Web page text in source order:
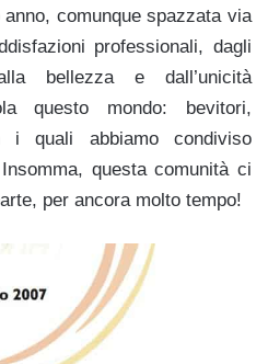
comunque spazzata via
professionali, dagli
bellezza e dall’unicità
questo mondo: bevitori,
quali abbiamo condiviso
questa comunità ci
per ancora molto tempo!